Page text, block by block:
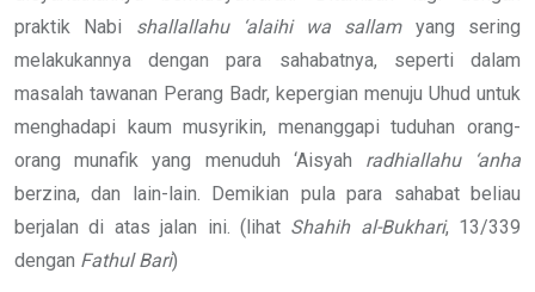
praktik Nabi shallallahu ‘alaihi wa sallamyang sering
melakukannya dengan para sahabatnya, seperti dalam
masalah tawanan Perang Badr, kepergian menuju Uhud untuk
menghadapi kaum musyrikin, menanggapi tuduhan orang-
orang munafik yang menuduh ‘Aisyah radhiallahu ‘anha
berzina, dan lain-lain. Demikian pula para sahabat beliau
berjalan di atas jalan ini. (lihat Shahih al-Bukhari, 13/339
dengan Fathul Bari)